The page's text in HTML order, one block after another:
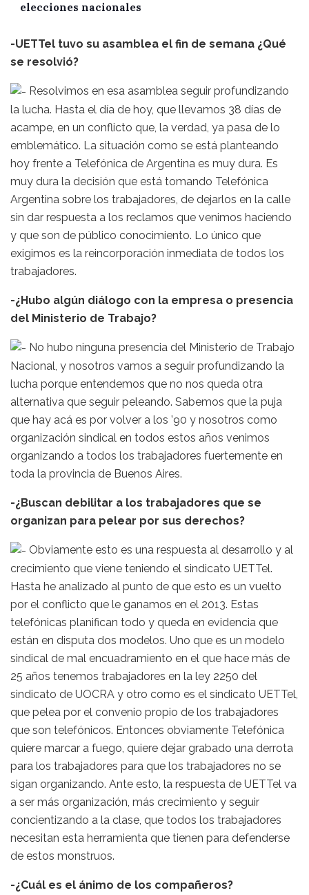
elecciones nacionales
-UETTel tuvo su asamblea el fin de semana ¿Qué
se resolvió?
Resolvimos en esa asamblea seguir profundizando
la lucha. Hasta el día de hoy, que llevamos 38 días de
acampe, en un conflicto que, la verdad, ya pasa de lo
emblemático. La situación como se está planteando
hoy frente a Telefónica de Argentina es muy dura. Es
muy dura la decisión que está tomando Telefónica
Argentina sobre los trabajadores, de dejarlos en la calle
sin dar respuesta a los reclamos que venimos haciendo
y que son de público conocimiento. Lo único que
exigimos es la reincorporación inmediata de todos los
trabajadores.
-¿Hubo algún diálogo con la empresa o presencia
del Ministerio de Trabajo?
No hubo ninguna presencia del Ministerio de Trabajo
Nacional, y nosotros vamos a seguir profundizando la
lucha porque entendemos que no nos queda otra
alternativa que seguir peleando. Sabemos que la puja
que hay acá es por volver a los ’90 y nosotros como
organización sindical en todos estos años venimos
organizando a todos los trabajadores fuertemente en
toda la provincia de Buenos Aires.
-¿Buscan debilitar a los trabajadores que se
organizan para pelear por sus derechos?
Obviamente esto es una respuesta al desarrollo y al
crecimiento que viene teniendo el sindicato UETTel.
Hasta he analizado al punto de que esto es un vuelto
por el conflicto que le ganamos en el 2013. Estas
telefónicas planifican todo y queda en evidencia que
están en disputa dos modelos. Uno que es un modelo
sindical de mal encuadramiento en el que hace más de
25 años tenemos trabajadores en la ley 2250 del
sindicato de UOCRA y otro como es el sindicato UETTel,
que pelea por el convenio propio de los trabajadores
que son telefónicos. Entonces obviamente Telefónica
quiere marcar a fuego, quiere dejar grabado una derrota
para los trabajadores para que los trabajadores no se
sigan organizando. Ante esto, la respuesta de UETTel va
a ser más organización, más crecimiento y seguir
concientizando a la clase, que todos los trabajadores
necesitan esta herramienta que tienen para defenderse
de estos monstruos.
-¿Cuál es el ánimo de los compañeros?